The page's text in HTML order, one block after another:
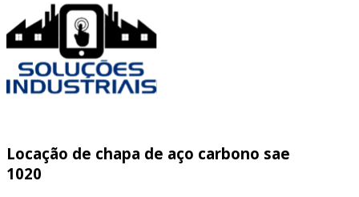
Locação de chapa de aço carbono sae
1020